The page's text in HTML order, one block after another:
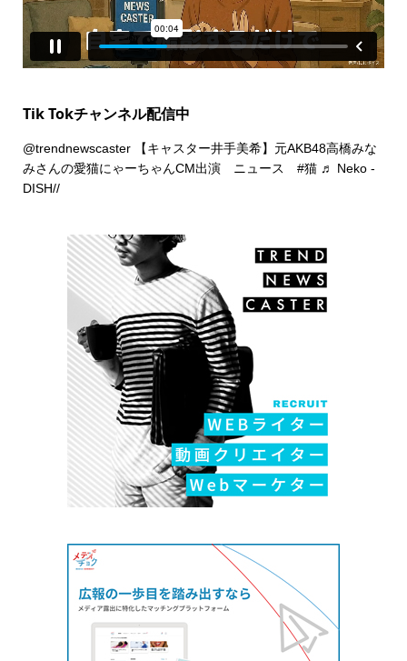
Tik Tokチャンネル配信中
@trendnewscaster【キャスター井手美希】元AKB48高橋みな
みさんの愛猫にゃーちゃんCM出演 ニュース #猫 ♬ Neko -
DISH//